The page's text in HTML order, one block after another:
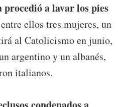
a lavar los pies
entre ellos tres mujeres, un
al Catolicismo en junio,
argentino y un albanés,
italianos.